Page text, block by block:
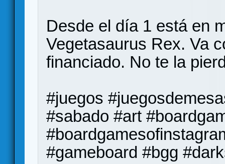
Desde el día 1 está en
Vegetasaurus Rex. Va
financiado. No te la
#juegos
#sabado #art
#gameboard #bgg